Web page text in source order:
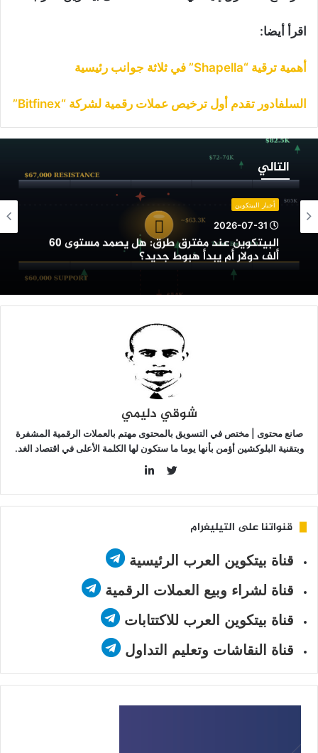
اقرأ أيضا:
أهمية ترقية “Shapella” في ثلاثة جوانب رئيسية
السلفادور تقدم أول ترخيص عملات رقمية لشركة “Bitfinex”
التالي
البيتكوين
طرق:
يصمد
مستوى
أم
يبدأ
أخبار البيتكوين
2026-07-31
البيتكوين عند مفترق طرق: هل يصمد مستوى 60
ألف دولار أم يبدأ هبوط جديد؟
شوقي دليمي
صانع محتوى | مختص في التسويق بالمحتوى مهتم بالعملات الرقمية المشفرة
وبتقنية البلوكشين أؤمن بأنها يوما ما ستكون لها الكلمة الأعلى في اقتصاد الغد.
قنواتنا على التيليغرام
قناة بيتكوين العرب الرئيسية
قناة لشراء وبيع العملات الرقمية
قناة بيتكوين العرب للاكتتابات
قناة النقاشات وتعليم التداول